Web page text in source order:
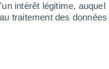
intérêt légitime, auquel
traitement des données